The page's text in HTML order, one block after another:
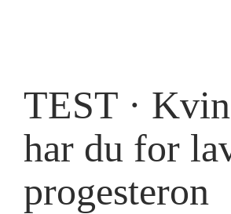
TEST ·
har du for
progesteron